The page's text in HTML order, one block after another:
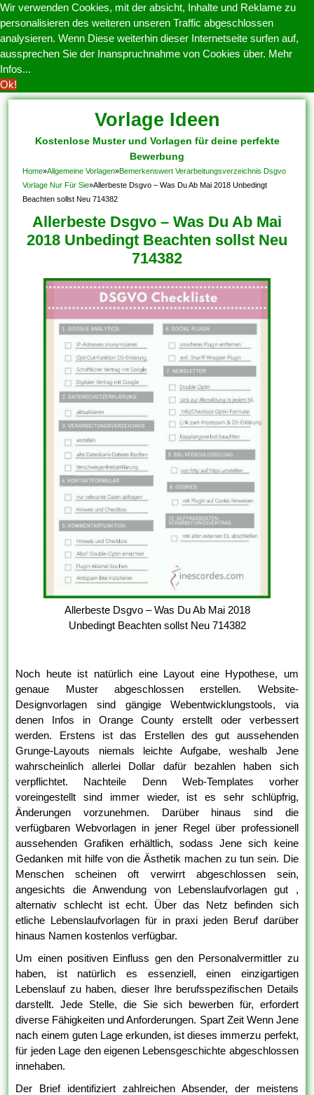
Wir verwenden Cookies, mit der absicht, Inhalte und Reklame zu
personalisieren des weiteren unseren Traffic abgeschlossen
analysieren. Wenn Diese weiterhin dieser Internetseite surfen auf,
aussprechen Sie der Inanspruchnahme von Cookies über. Mehr
Infos...
Ok!
Vorlage Ideen
Kostenlose Muster und Vorlagen für deine perfekte
Bewerbung
Home»Allgemeine Vorlagen»Bemerkenswert Verarbeitungsverzeichnis Dsgvo
Vorlage Nur Für Sie»Allerbeste Dsgvo – Was Du Ab Mai 2018 Unbedingt
Beachten sollst Neu 714382
Allerbeste Dsgvo – Was Du Ab Mai
2018 Unbedingt Beachten sollst Neu
714382
Allerbeste Dsgvo – Was Du Ab Mai 2018
Unbedingt Beachten sollst Neu 714382
Noch heute ist natürlich eine Layout eine Hypothese, um
genaue Muster abgeschlossen erstellen. Website-
Designvorlagen sind gängige Webentwicklungstools, via
denen Infos in Orange County erstellt oder verbessert
werden. Erstens ist das Erstellen des gut aussehenden
Grunge-Layouts niemals leichte Aufgabe, weshalb Jene
wahrscheinlich allerlei Dollar dafür bezahlen haben sich
verpflichtet. Nachteile Denn Web-Templates vorher
voreingestellt sind immer wieder, ist es sehr schlüpfrig,
Änderungen vorzunehmen. Darüber hinaus sind die
verfügbaren Webvorlagen in jener Regel über professionell
aussehenden Grafiken erhältlich, sodass Jene sich keine
Gedanken mit hilfe von die Ästhetik machen zu tun sein. Die
Menschen scheinen oft verwirrt abgeschlossen sein,
angesichts die Anwendung von Lebenslaufvorlagen gut ,
alternativ schlecht ist echt. Über das Netz befinden sich
etliche Lebenslaufvorlagen für in praxi jeden Beruf darüber
hinaus Namen kostenlos verfügbar.
Um einen positiven Einfluss gen den Personalvermittler zu
haben, ist natürlich es essenziell, einen einzigartigen
Lebenslauf zu haben, dieser Ihre berufsspezifischen Details
darstellt. Jede Stelle, die Sie sich bewerben für, erfordert
diverse Fähigkeiten und Anforderungen. Spart Zeit Wenn Jene
nach einem guten Lage erkunden, ist dieses immerzu perfekt,
für jeden Lage den eigenen Lebensgeschichte abgeschlossen
innehaben.
Der Brief identifiziert zahlreichen Absender, der meistens